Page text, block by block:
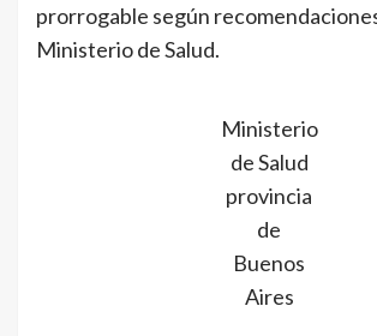
prorrogable según
Ministerio de Salud.
Ministerio
de Salud
provincia
de
Buenos
Aires